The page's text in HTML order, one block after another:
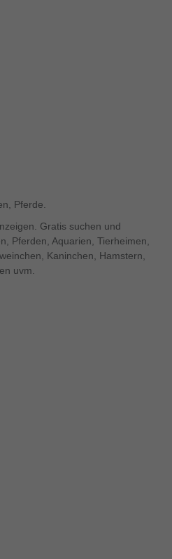
Pferde.
Gratis suchen und
Pferden, Aquarien, Tierheimen,
Kaninchen, Hamstern,
uvm.